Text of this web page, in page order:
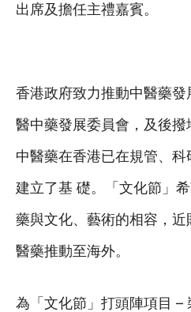
出席及擔任主禮嘉賓。
香港政府致力推動中醫藥
醫中藥發展委員會，及後
中醫藥在香港已在規管、
建立了基 礎。「文化節」
藥與文化、藝術的相容，
醫藥推動至海外。
為「文化節」打頭陣項目 –